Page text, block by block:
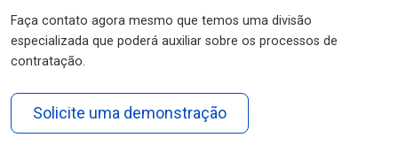
Faça contato agora mesmo que temos uma divisão
especializada que poderá auxiliar sobre os processos de
contratação.
Solicite uma demonstração